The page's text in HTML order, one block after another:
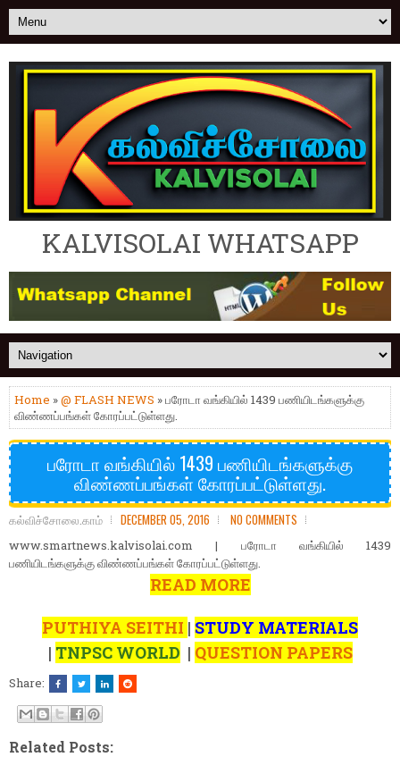
KALVISOLAI WHATSAPP
Home »@ FLASH NEWS » பரோடா வங்கியில் 1439 பணியிடங்களுக்கு
விண்ணப்பங்கள் கோரப்பட்டுள்ளது.
பரோடா வங்கியில் 1439 பணியிடங்களுக்கு
விண்ணப்பங்கள் கோரப்பட்டுள்ளது.
கல்விச்சோலை.காம் DECEMBER 05, 2016 NO COMMENTS
www.smartnews.kalvisolai.com | பரோடா வங்கியில் 1439
பணியிடங்களுக்கு விண்ணப்பங்கள் கோரப்பட்டுள்ளது.
READ MORE
PUTHIYA SEITHI | STUDY MATERIALS
| TNPSC WORLD | QUESTION PAPERS
Share:
Related Posts: